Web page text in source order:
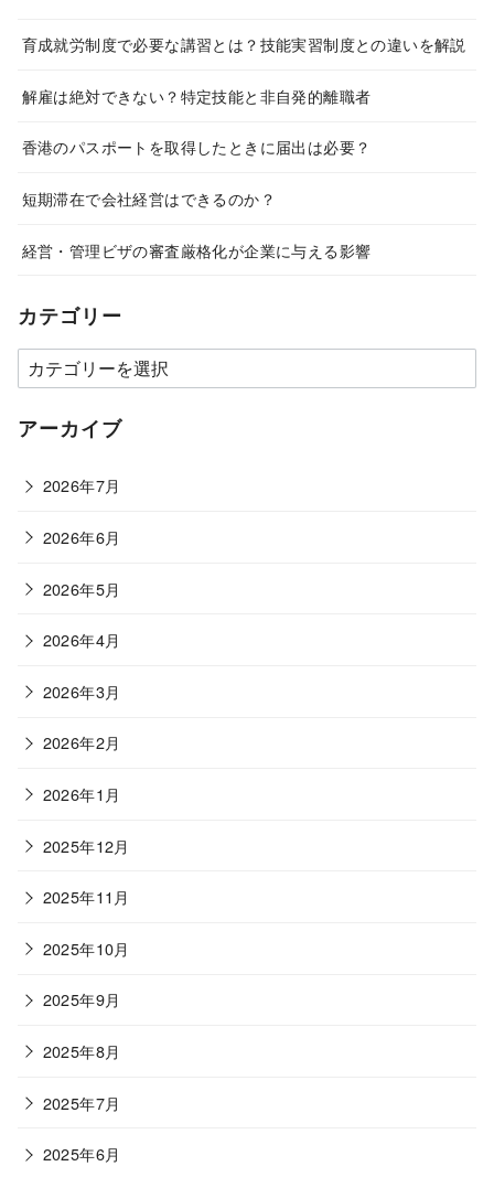
育成就労制度で必要な講習とは？技能実習制度との違いを解説
解雇は絶対できない？特定技能と非自発的離職者
香港のパスポートを取得したときに届出は必要？
短期滞在で会社経営はできるのか？
経営・管理ビザの審査厳格化が企業に与える影響
カテゴリー
カ
テ
ゴ
ー
アーカイブ
2026年7月
2026年6月
2026年5月
2026年4月
2026年3月
2026年2月
2026年1月
2025年12月
2025年11月
2025年10月
2025年9月
2025年8月
2025年7月
2025年6月